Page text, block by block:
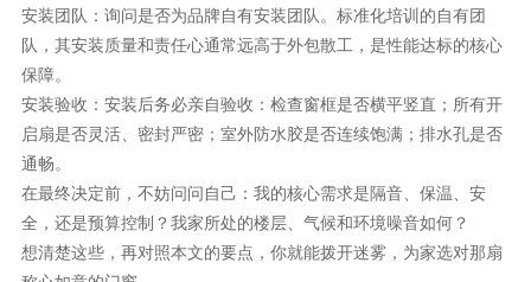
安装团队：询问是否为品牌自有安装团队。标准化培训的自有团
队，其安装质量和责任心通常远高于外包散工，是性能达标的核心
保障。
安装验收：安装后务必亲自验收：检查窗框是否横平竖直；所有开
启扇是否灵活、密封严密；室外防水胶是否连续饱满；排水孔是否
通畅。
在最终决定前，不妨问问自己：我的核心需求是隔音、保温、安
全，还是预算控制？我家所处的楼层、气候和环境噪音如何？
想清楚这些，再对照本文的要点，你就能拨开迷雾，为家选对那扇